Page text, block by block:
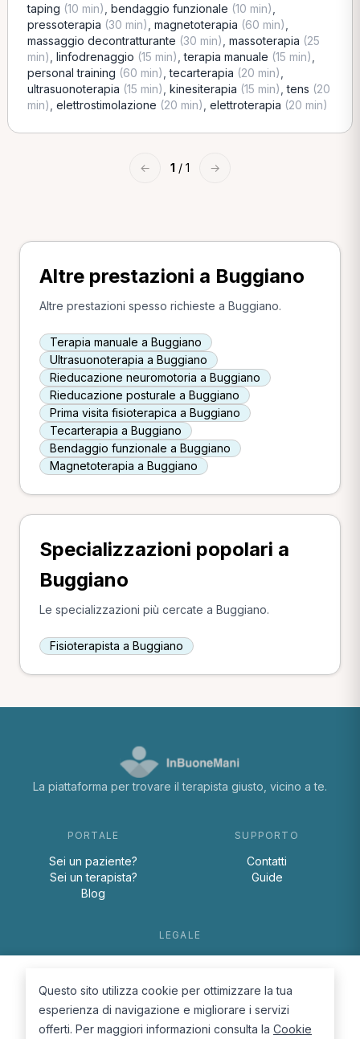
taping (10 min) bendaggio funzionale (10 min)
pressoterapia (30 min) magnetoterapia (60 min)
massaggio decontratturante (30 min) massoterapia (25
min) linfodrenaggio (15 min) ,terapia manuale (15 min)
personal training (60 min) ,tecarterapia (20 min)
ultrasuonoterapia (15 min) kinesiterapia (15 min) ,tens (20
min) elettrostimolazione (20 min) elettroterapia (20 min)
← 1 / 1 →
Altre prestazioni a Buggiano
Altre prestazioni spesso richieste a Buggiano.
Terapia manuale a Buggiano
Ultrasuonoterapia a Buggiano
Rieducazione neuromotoria a Buggiano
Rieducazione posturale a Buggiano
Prima visita fisioterapica a Buggiano
Tecarterapia a Buggiano
Bendaggio funzionale a Buggiano
Magnetoterapia a Buggiano
Specializzazioni popolari a
Buggiano
Le specializzazioni più cercate a Buggiano.
Fisioterapista a Buggiano
La piattaforma per trovare il terapista giusto, vicino a te.
PORTALE
Sei un paziente?
Sei un terapista?
Blog
SUPPORTO
Contatti
Guide
LEGALE
Cookie Policy
Questo sito utilizza cookie per ottimizzare la tua
esperienza di navigazione e migliorare i servizi
offerti. Per maggiori informazioni consulta la Cookie